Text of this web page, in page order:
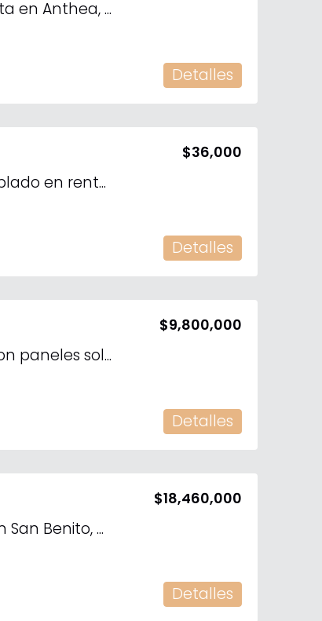
Departamento en renta en Anthea, Yucatán Country Club
Detalles
Departamento amueblado en renta en el Yucatán Country Club
$36,000
Detalles
En venta penthouse con paneles solares en Anthea, en Yucatán Country Club
$9,800,000
Detalles
Penthouse en venta en San Benito, Dzemúl.
$18,460,000
Detalles